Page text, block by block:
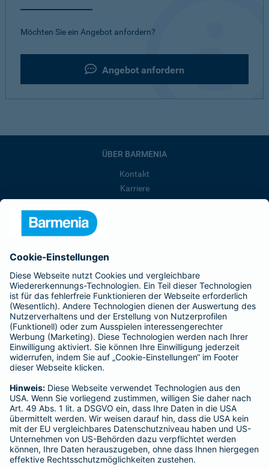
Möchten Sie ein Angebot anfordern?
Angebot anfordern
ÜBER BARMENIA
Kontakt
Karriere
Presse
Barmenia ist Teil der BarmeniaGothaer
BELIEBTE SEITEN
Kranken-Zusatzversicherung
Tierversicherungen
Haftpflichtversicherung
Hausratversicherung
Adresse ändern
Schaden melden
Kilometerstandsmeldung
Serviceübersicht